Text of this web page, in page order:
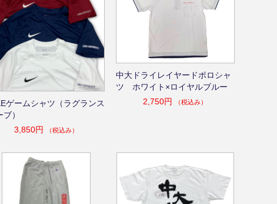
ゲームシャツ（ラグランス
ブ）
3,850円
（税込み）
中大ドライレイヤードポロシャ
ツ ホワイト×ロイヤルブルー
2,750円
（税込み）